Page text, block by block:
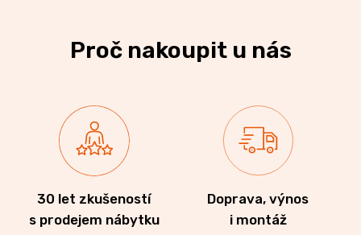
Proč nakoupit u nás
30 let zkušeností
s prodejem nábytku
Doprava, výnos
i montáž